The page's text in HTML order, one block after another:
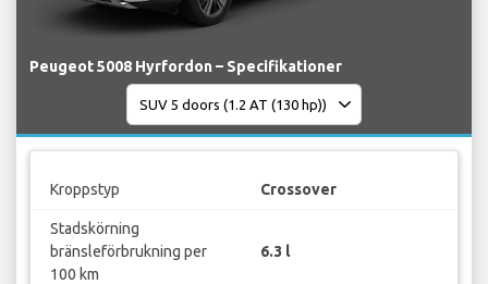
Peugeot 5008 Hyrfordon – Specifikationer
Kroppstyp Crossover
Stadskörning
bränsleförbrukning per
100 km
6.3 l